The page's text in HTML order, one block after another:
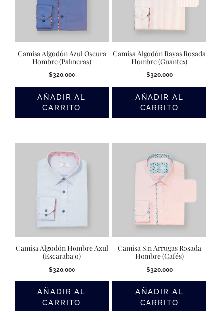
Camisa Algodón Azul Oscura
Hombre (Palmeras)
$320.000
AÑADIR AL
CARRITO
Camisa Algodón Rayas Rosada
Hombre (Guantes)
$320.000
AÑADIR AL
CARRITO
Camisa Algodón Hombre Azul
(Escarabajo)
$320.000
AÑADIR AL
CARRITO
Camisa Sin Arrugas Rosada
Hombre (Cafés)
$320.000
AÑADIR AL
CARRITO